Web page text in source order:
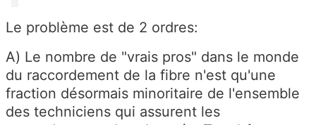
Le problème est de 2 ordres:
A) Le nombre de "vrais pros" dans le monde
du raccordement de la fibre n'est qu'une
fraction désormais minoritaire de l'ensemble
des techniciens qui assurent les